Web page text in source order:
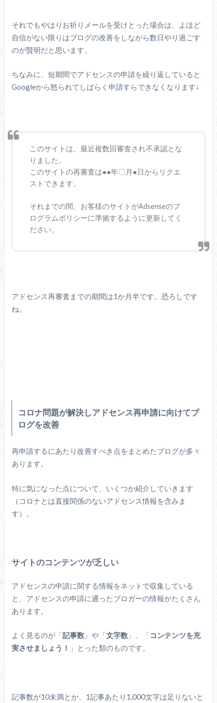
それでもやはりお祈りメールを受けとった場合は、よほど
自信がない限りはブログの改善をしながら数日やり過ごす
のが賢明だと思います。
ちなみに、短期間でアドセンスの申請を繰り返していると
Googleから怒られてしばらく申請すらできなくなります↓
このサイトは、最近複数回審査され不承認とな
りました。
このサイトの再審査は●●年〇月●日からリクエ
ストできます。
それまでの間、お客様のサイトがAdsenseのプ
ログラムポリシーに準拠するように更新してく
ださい。
アドセンス再審査までの期間は1か月半です。恐ろしです
ね。
コロナ問題が解決しアドセンス再申請に向けてブ
ログを改善
再申請するにあたり改善すべき点をまとめたブログが多々
あります。
特に気になった点について、いくつか紹介していきます
（コロナとは直接関係のないアドセンス情報を含みま
す）。
サイトのコンテンツが乏しい
アドセンスの申請に関する情報をネットで収集している
と、アドセンスの申請に通ったブロガーの情報がたくさん
あります。
よく見るのが「記事数」や「文字数」、「コンテンツを充
実させましょう！
」とった類のものです。
記事数が10未満とか、1記事あたり1,000文字は足りないと